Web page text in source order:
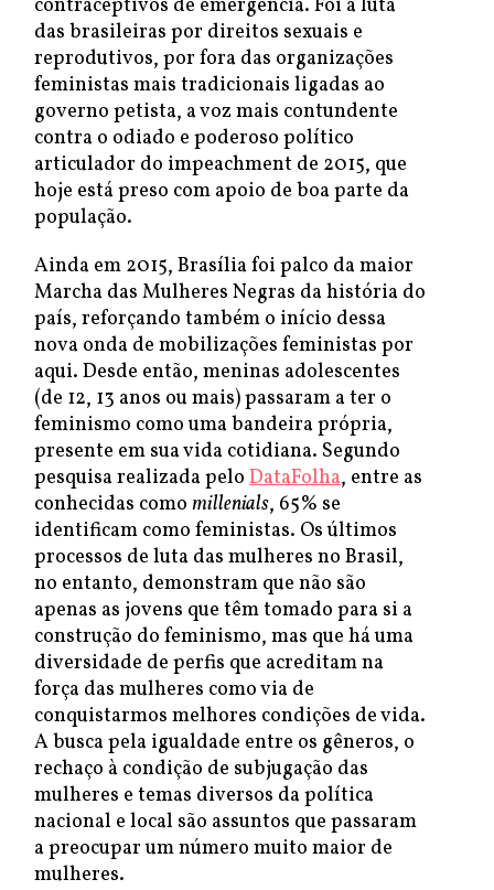
contraceptivos de emergência. Foi a luta
das brasileiras por direitos sexuais e
reprodutivos, por fora das organizações
feministas mais tradicionais ligadas ao
governo petista, a voz mais contundente
contra o odiado e poderoso político
articulador do impeachment de 2015, que
hoje está preso com apoio de boa parte da
população.
Ainda em 2015, Brasília foi palco da maior
Marcha das Mulheres Negras da história do
país, reforçando também o início dessa
nova onda de mobilizações feministas por
aqui. Desde então, meninas adolescentes
(de 12, 13 anos ou mais) passaram a ter o
feminismo como uma bandeira própria,
presente em sua vida cotidiana. Segundo
pesquisa realizada pelo DataFolha, entre as
conhecidas como millenials, 65% se
identificam como feministas. Os últimos
processos de luta das mulheres no Brasil,
no entanto, demonstram que não são
apenas as jovens que têm tomado para si a
construção do feminismo, mas que há uma
diversidade de perfis que acreditam na
força das mulheres como via de
conquistarmos melhores condições de vida.
A busca pela igualdade entre os gêneros, o
rechaço à condição de subjugação das
mulheres e temas diversos da política
nacional e local são assuntos que passaram
a preocupar um número muito maior de
mulheres.